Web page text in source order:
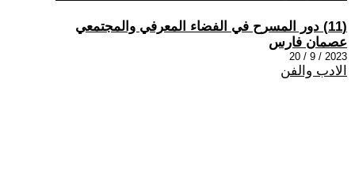
(11) دور المسرح في الفضاء المعرفي والمجتمعي
عصمان فارس
2023 / 9 / 20
الادب والفن